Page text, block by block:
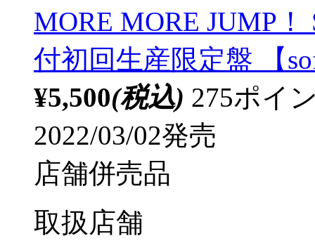
MORE MORE JUMP
付初回生産限定盤 【
¥5,500(税込) 275ポイ
2022/03/02発売
店舗併売品
取扱店舗